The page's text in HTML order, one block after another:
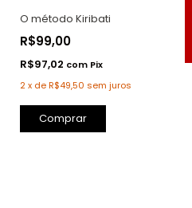
O método Kiribati
R$99,00
R$97,02 com Pix
2x deR$49,50 sem juros
Comprar